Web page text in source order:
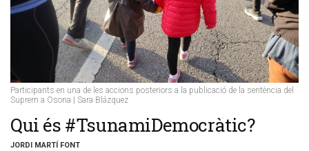
Participants en una de les accions posteriors a la publicació de la sentència del
Suprem a Osona | Sara Blázquez
​Qui és #TsunamiDemocràtic?
JORDI MARTÍ FONT